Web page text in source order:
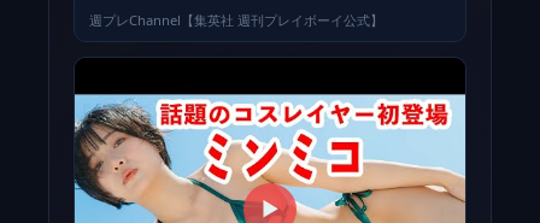
週プレChannel【集英社 週刊プレイボーイ公式】
▶